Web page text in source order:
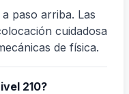
paso arriba. Las
cuidadosa
de física.
210?